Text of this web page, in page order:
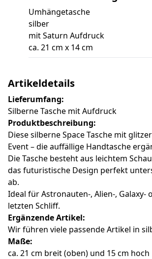
Umhängetasche
silber
mit Saturn Aufdruck
ca. 21 cm x 14 cm
Artikeldetails
Lieferumfang:
Silberne Tasche mit Aufdruck
Produktbeschreibung:
Diese silberne Space Tasche mit
Event – die auffällige Handtasche
Die Tasche besteht aus leichtem
das futuristische Design perfekt
ab.
Ideal für Astronauten-, Alien-,
letzten Schliff.
Ergänzende Artikel:
Wir führen viele passende Artikel in
Maße:
ca. 21 cm breit (oben) und 15 cm hoch